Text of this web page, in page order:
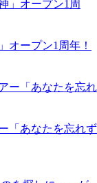
オープン1周年！
「あなたを忘れず